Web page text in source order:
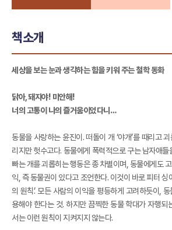
책소개
세상을 보는 눈과 생각하는 힘을 키워 주는 철학 동화
닭아, 돼지야! 미안해!
너의 고통이 나의 즐거움이었다니…
동물을 사랑하는 윤진이. 떠돌이 개 ‘야개’를 때리고
리지만 헛수고다. 동물에게 폭력적으로 구는 남자애
빠는 개를 괴롭히는 행동은 종 차별이며, 동물에게도
익, 즉 동물권이 있다고 조언한다. 이것이 바로 피터 싱
의 원칙’. 모든 사람의 이익을 평등하게 고려하듯이,
용해야 한다는 것. 하지만 끔찍한 동물 학대가 자행되
서는 이런 원칙이 지켜지지 않는다.